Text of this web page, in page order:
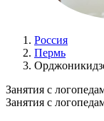
Россия
Пермь
Занятия с
Занятия с